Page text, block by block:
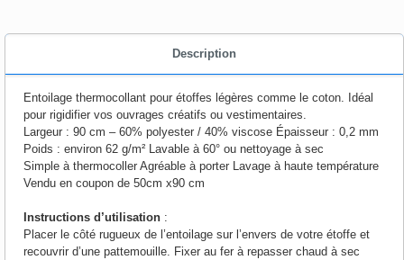
Description
Entoilage thermocollant pour étoffes légères comme le coton. Idéal
pour rigidifier vos ouvrages créatifs ou vestimentaires.
Largeur : 90 cm – 60% polyester / 40% viscose Épaisseur : 0,2 mm
Poids : environ 62 g/m² Lavable à 60° ou nettoyage à sec
Simple à thermocoller Agréable à porter Lavage à haute température
Vendu en coupon de 50cm x90 cm
Instructions d’utilisation :
Placer le côté rugueux de l’entoilage sur l’envers de votre étoffe et
recouvrir d’une pattemouille. Fixer au fer à repasser chaud à sec